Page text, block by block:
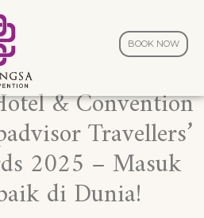
BOOK NOW
& Convention
Travellers’
2025 – Masuk
di Dunia!